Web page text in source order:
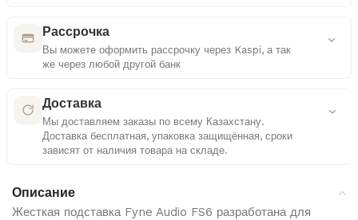
Многоступенчатая проверка
Контроль документов и комплектации каждого
товара
Рассрочка
Вы можете оформить рассрочку через Kaspi, а так
же через любой другой банк
Выбор способа оплаты
Прозрачные условия
Все параметры видны до подтверждения
Доставка
Мы доставляем заказы по всему Казахстану.
Доставка бесплатная, упаковка защищённая, сроки
зависят от наличия товара на складе.
Описание
Жесткая подставка Fyne Audio FS6 разработана для